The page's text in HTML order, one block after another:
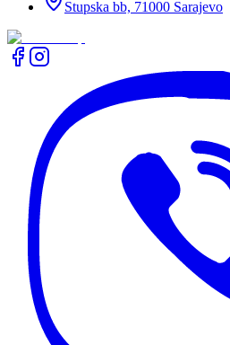
Stupska bb, 71000 Sarajevo